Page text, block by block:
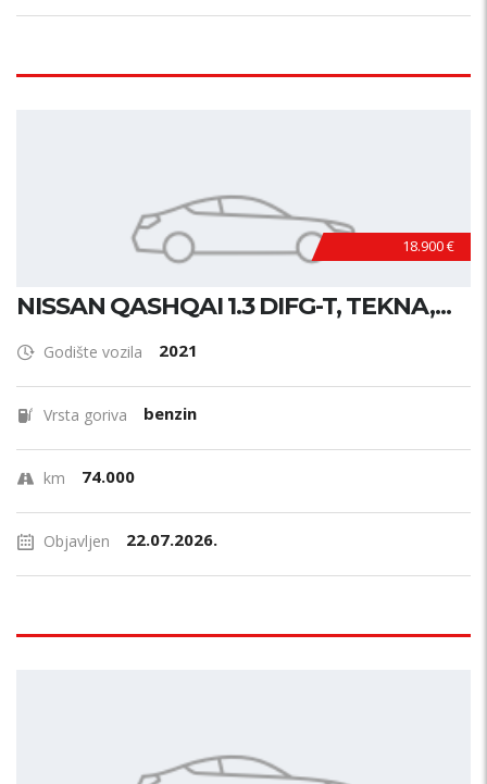
18.900 €
NISSAN QASHQAI 1.3 DIFG-T, TEKNA,...
Godište vozila 2021
Vrsta goriva benzin
km 74.000
Objavljen 22.07.2026.